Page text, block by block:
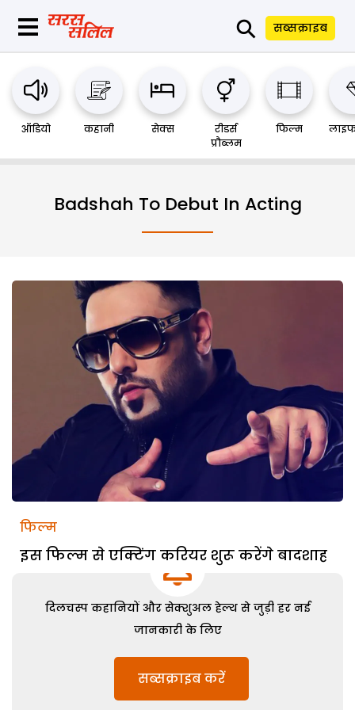
⚲ सब्सक्राइब
ऑडियो कहानी सेक्स
रीडर्स
प्रौब्लम
फिल्म
Badshah To Debut In Acting
फिल्म
इस फिल्म से एक्टिंग करियर शुरू करेंगे बादशाह
दिलचस्प कहानियों और सेक्शुअल हेल्थ से जुड़ी हर नई
जानकारी के लिए
सब्सक्राइब करें